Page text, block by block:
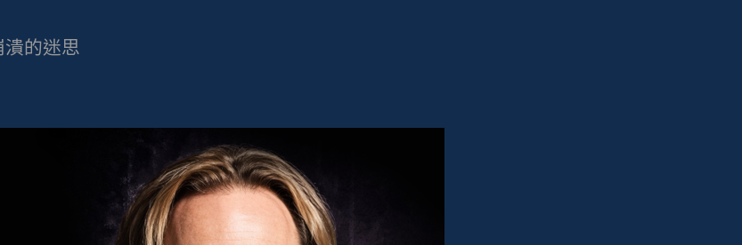
潰的迷思